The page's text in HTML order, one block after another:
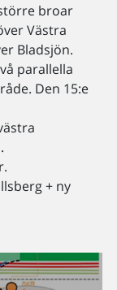
broar
Västra
Bladsjön.
parallella
Den 15:e
+ ny